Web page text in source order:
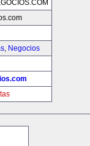
, Negocios